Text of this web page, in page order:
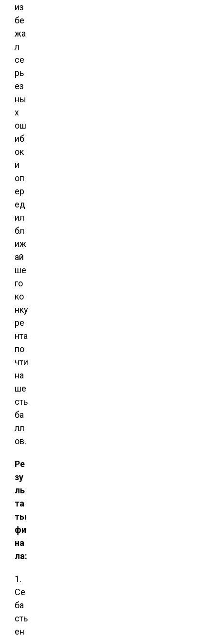
из
бе
жа
л
се
рь
ез
ны
х
ош
иб
ок
и
оп
ер
ед
ил
бл
иж
ай
ше
го
ко
нку
ре
нта
по
чти
на
ше
сть
ба
лл
ов.
Ре
зу
ль
та
ты
фи
на
ла:
1.
Се
ба
сть
ен